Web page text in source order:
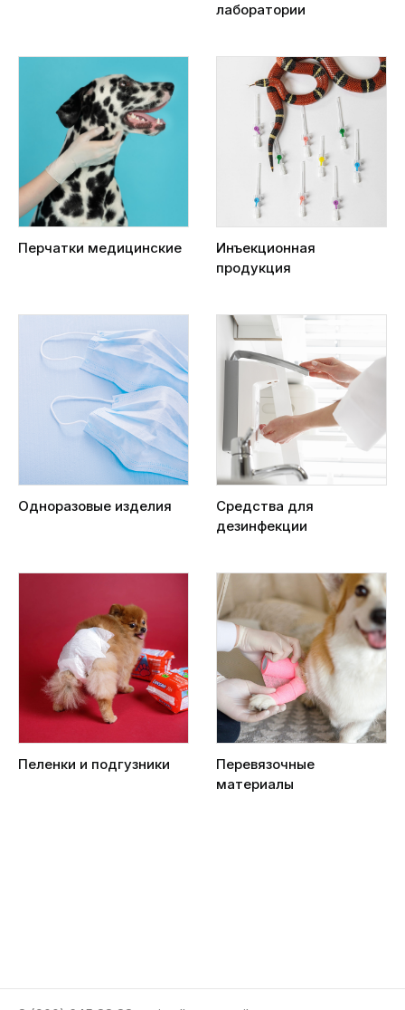
лаборатории
Перчатки медицинские
Инъекционная
продукция
Одноразовые изделия
Средства для
дезинфекции
Пеленки и подгузники
Перевязочные
материалы